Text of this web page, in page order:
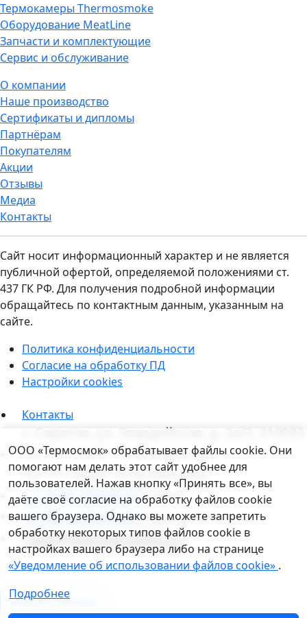
Уведомление о файлах cookie
ООО «Термосмок» обрабатывает файлы cookie. Они
помогают нам делать этот сайт удобнее для
пользователей. Нажав кнопку «Принять все», вы
даёте своё согласие на обработку файлов cookie
вашего браузера. Однако вы можете запретить
обработку некоторых типов файлов cookie в
настройках вашего браузера либо на странице
«Уведомление об использовании файлов cookie» .
Подробнее
Термокамеры Thermosmoke
Оборудование MeatLine
Запчасти и комплектующие
Сервис и обслуживание
О компании
Наше производство
Сертификаты и дипломы
Партнёрам
Покупателям
Акции
Отзывы
Медиа
Контакты
Сайт носит информационный характер и не является
публичной офертой, определяемой положениями ст.
437 ГК РФ. Для получения подробной информации
обращайтесь по контактным данным, указанным на
сайте.
Политика конфиденциальности
Согласие на обработку ПД
Настройки cookies
Контакты
г. Саратов, ул. Гвардейская, д. 2а/3, 410033
Пн–Пт: 09:00–17:00 (Саратов)
Пн–Пт: 08:00–16:00 (Москва)
+ 7 (845) 294-68-40(сервис)
+7 (831) 235-05-34(отдел продаж)
sales@thermosmoke.ru
Заказать звонок